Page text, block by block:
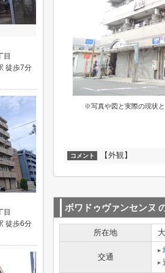
※写真や図と実際の現状
コメント 【外観】
ボワドゥヴァンセンヌ
所在地
交通
目
徒歩7分
目
徒歩6分